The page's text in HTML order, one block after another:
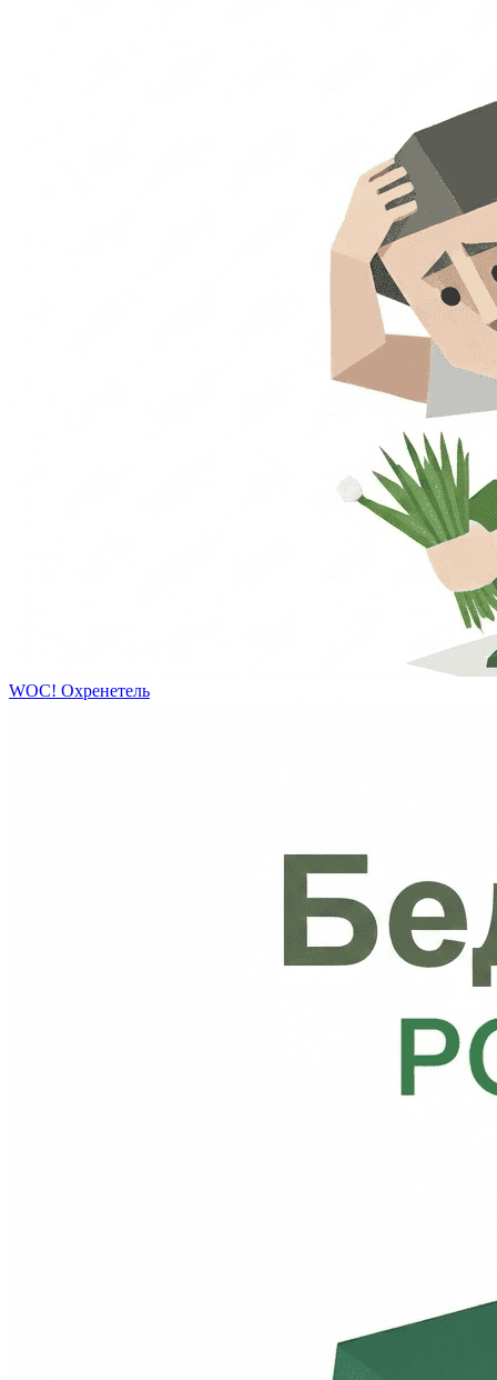
WOC! Охренетель